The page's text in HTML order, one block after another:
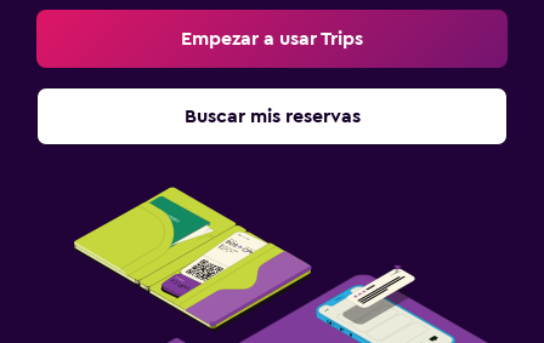
Empezar a usar Trips
Buscar mis reservas